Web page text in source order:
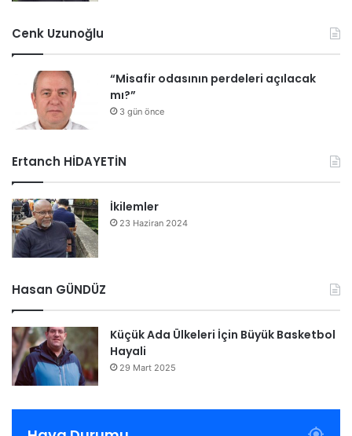
Cenk Uzunoğlu
“Misafir odasının perdeleri açılacak
mı?”
3 gün önce
Ertanch HİDAYETİN
İkilemler
23 Haziran 2024
Hasan GÜNDÜZ
Küçük Ada Ülkeleri İçin Büyük Basketbol
Hayali
29 Mart 2025